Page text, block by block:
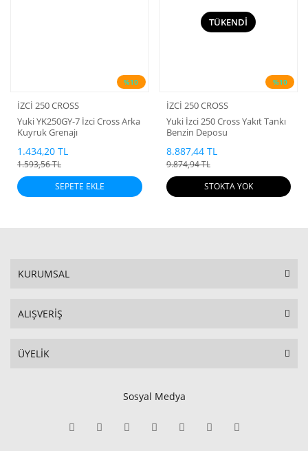
%10
İZCİ 250 CROSS
Yuki YK250GY-7 İzci Cross Arka
Kuyruk Grenajı
1.434,20 TL
1.593,56 TL
SEPETE EKLE
%10
TÜKENDİ
İZCİ 250 CROSS
Yuki İzci 250 Cross Yakıt Tankı
Benzin Deposu
8.887,44 TL
9.874,94 TL
STOKTA YOK
KURUMSAL
ALIŞVERİŞ
ÜYELİK
Sosyal Medya